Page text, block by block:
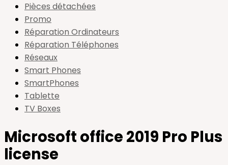
Pièces détachées
Promo
Réparation Ordinateurs
Réparation Téléphones
Réseaux
Smart Phones
SmartPhones
Tablette
TV Boxes
Microsoft office 2019 Pro Plus
license